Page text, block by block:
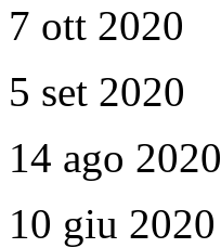
7 ott 2020
5 set 2020
14 ago 2020
10 giu 2020